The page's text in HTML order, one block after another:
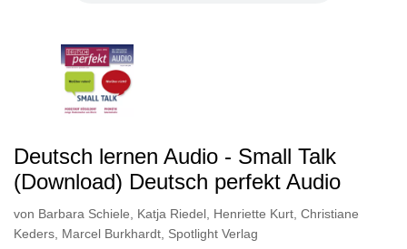
Deutsch lernen Audio - Small Talk
(Download) Deutsch perfekt Audio
von Barbara Schiele Katja Riedel Henriette Kurt Christiane
Keders Marcel Burkhardt Spotlight Verlag